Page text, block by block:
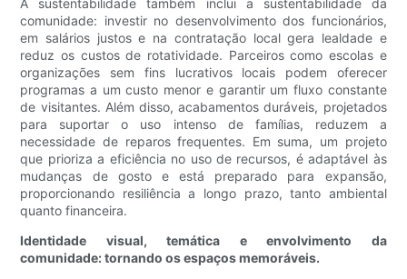
A sustentabilidade também inclui a sustentabilidade da
comunidade: investir no desenvolvimento dos funcionários,
em salários justos e na contratação local gera lealdade e
reduz os custos de rotatividade. Parceiros como escolas e
organizações sem fins lucrativos locais podem oferecer
programas a um custo menor e garantir um fluxo constante
de visitantes. Além disso, acabamentos duráveis, projetados
para suportar o uso intenso de famílias, reduzem a
necessidade de reparos frequentes. Em suma, um projeto
que prioriza a eficiência no uso de recursos, é adaptável às
mudanças de gosto e está preparado para expansão,
proporcionando resiliência a longo prazo, tanto ambiental
quanto financeira.
Identidade visual, temática e envolvimento da
comunidade: tornando os espaços memoráveis.